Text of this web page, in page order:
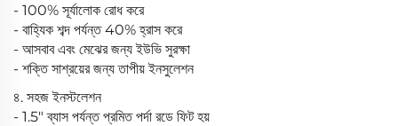
- 100% সূর্যালোক রোধ করে
- বাহ্যিক শব্দ পর্যন্ত 40% হ্রাস করে
- আসবাব এবং মেঝের জন্য ইউভি সুরক্ষা
- শক্তি সাশ্রয়ের জন্য তাপীয় ইনসুলেশন
৪. সহজ ইনস্টলেশন
- 1.5" ব্যাস পর্যন্ত প্রমিত পর্দা রডে ফিট হয়